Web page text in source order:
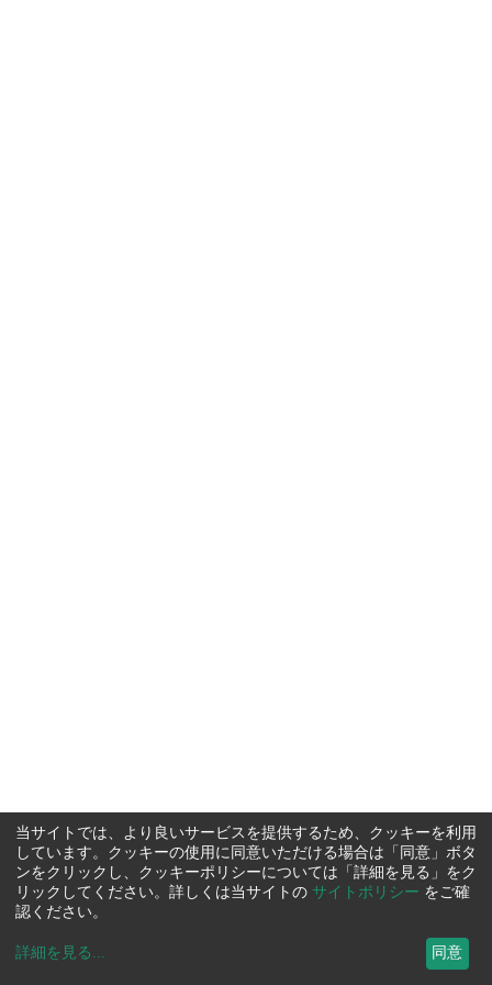
当サイトでは、より良いサービスを提供するため、クッキーを利用
しています。クッキーの使用に同意いただける場合は「同意」ボタ
ンをクリックし、クッキーポリシーについては「詳細を見る」をク
リックしてください。詳しくは当サイトの サイトポリシー をご確
認ください。
詳細を見る ... 同意